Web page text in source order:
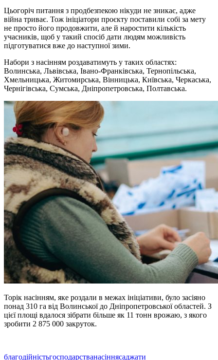
Цьогорiч питання з продбезпекою нiкуди не зникає, адже
вiйна триває. Тож iнiцiатори проєкту поставили собi за мету
не просто його продовжити, але й наростити кiлькiсть
учасникiв, щоб у такий спосiб дати людям можливiсть
пiдготуватися вже до наступної зими.
Набори з насiнням роздаватимуть у таких областях:
Волинська, Львiвська, Iвано-Франкiвська, Тернопiльська,
Хмельницька, Житомирська, Вiнницька, Київська, Черкаська,
Чернiгiвська, Сумська, Днiпропетровська, Полтавська.
Торiк насiнням, яке роздали в межах iнiцiативи, було засiяно
понад 310 га вiд Волинської до Днiпропетровської областей. З
цiєї площi вдалося зiбрати бiльше як 11 тонн врожаю, з якого
зробити 2 875 000 закруток.
благодійністьгосподарстванасіннясаджати